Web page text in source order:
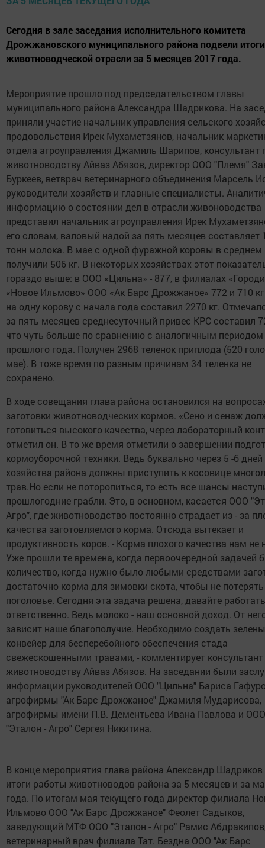
Сегодня в зале заседания исполнительного комитета
Дрожжановского муниципального района подвели
животноводческой отрасли за 5 месяцев 2017 года.
Мероприятие прошло под председательством главы
муниципального района Александра Шадрикова. На
приняли участие начальник управления сельского
продовольствия Ирек Мухаметзянов, начальник
отдела агроуправления Джамиль Шарипов, консультант
животноводству Айваз Абязов, директор ООО "Племя"
Буркеев, ветврач ветеринарного объединения Марсель
руководители хозяйств и главные специалисты.
информацию о состоянии дел в отрасли живоноводства
представил начальник агроуправления Ирек
его словам, валовый надой за пять месяцев составляет
тонн молока. В мае с одной фуражной коровы в среднем
получили 506 кг. В некоторых хозяйствах этот
гораздо выше: в ООО «Цильна» - 877, в филиалах
«Новое Ильмово» ООО «Ак Барс Дрожжаное» 772 и 710
на одну корову с начала года составил 2270 кг.
за пять месяцев среднесуточный привес КРС составил
что чуть больше по сравнению с аналогичным периодом
прошлого года. Получен 2968 теленок приплода (520
мае). В тоже время по разным причинам 34 теленка не
сохранено.
В ходе совещания глава района остановился на
заготовки животноводческих кормов. «Сено и сенаж
готовиться высокого качества, через лабораторный
отметил он. В то же время отметили о завершении
кормоуборочной техники. Ведь буквально через 5 -6 дней
хозяйства района должны приступить к косовице
трав.Но если не поторопиться, то есть все шансы
прошлогодние грабли. Это, в основном, касается ООО
Агро", где животноводство постоянно страдает из - за
качества заготовляемого корма. Отсюда вытекает и
продуктивность коров. - Корма плохого качества нам
Уже прошли те времена, когда первоочередной задачей
количество, когда нужно было любыми средствами
достаточно корма для зимовки скота, чтобы не потерять
поголовье. Сегодня эта задача решена, давайте
ответственно. Ведь молоко - наш основной доход. От
зависит наше благополучие. Необходимо создать
конвейер для бесперебойного обеспечения стада
свежескошенными травами, - комментирует
животноводству Айваз Абязов. На заседании были
информации руководителей ООО "Цильна" Бариса
агрофирмы "Ак Барс Дрожжаное" Джамиля Мударисова,
агрофирмы имени П.В. Дементьева Ивана Павлова и ООО
"Эталон - Агро" Сергея Никитина.
В конце мероприятия глава района Александр
итоги работы животноводов района за 5 месяцев и за
года. По итогам мая текущего года директор филиала
Ильмово ООО "Ак Барс Дрожжаное" Феолет Садыков,
заведующий МТФ ООО "Эталон - Агро" Рамис
ветеринарный врач филиала Тат. Бездна ООО "Ак Барс